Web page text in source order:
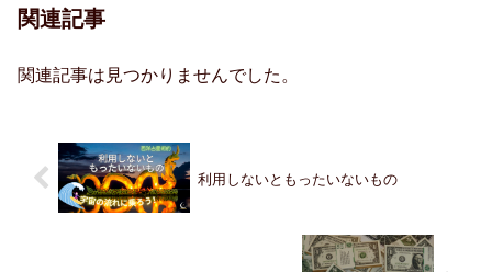
関連記事
関連記事は見つかりませんでした。
利用しないともったいないもの